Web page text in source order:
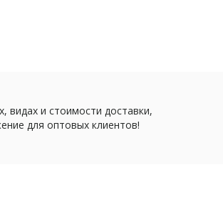
видах и стоимости доставки,
для оптовых клиентов!